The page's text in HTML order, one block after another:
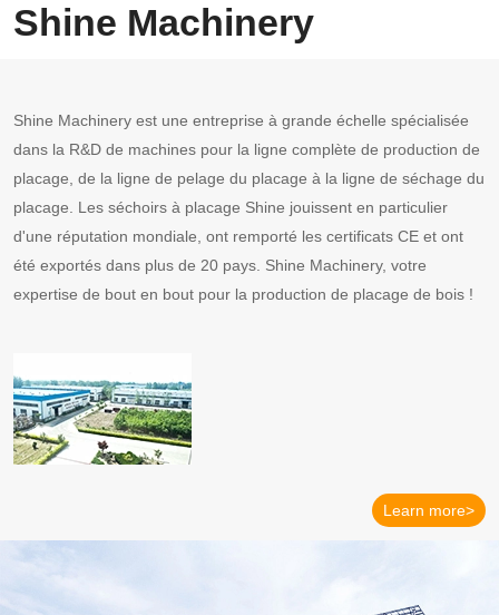
Shine Machinery
Shine Machinery est une entreprise à grande échelle spécialisée
dans la R&D de machines pour la ligne complète de production de
placage, de la ligne de pelage du placage à la ligne de séchage du
placage. Les séchoirs à placage Shine jouissent en particulier
d'une réputation mondiale, ont remporté les certificats CE et ont
été exportés dans plus de 20 pays. Shine Machinery, votre
expertise de bout en bout pour la production de placage de bois !
Learn more>